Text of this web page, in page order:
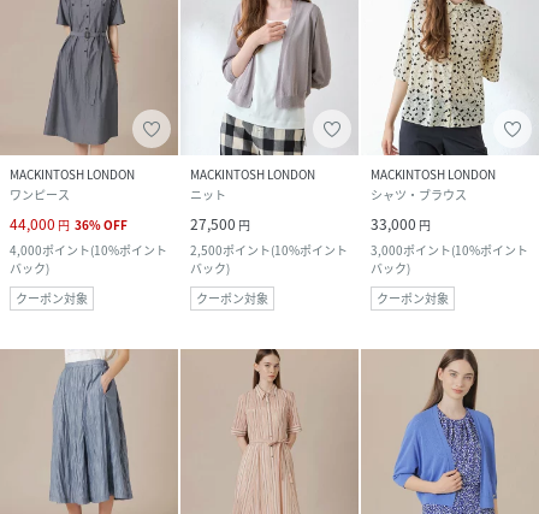
MACKINTOSH LONDON
ワンピース
44,000 円 36%OFF
4,000ポイント(10%ポイント
バック)
クーポン対象
MACKINTOSH LONDON
ニット
27,500 円
2,500ポイント(10%ポイント
バック)
クーポン対象
MACKINTOSH LONDON
シャツ・ブラウス
33,000 円
3,000ポイント(10%ポイント
バック)
クーポン対象